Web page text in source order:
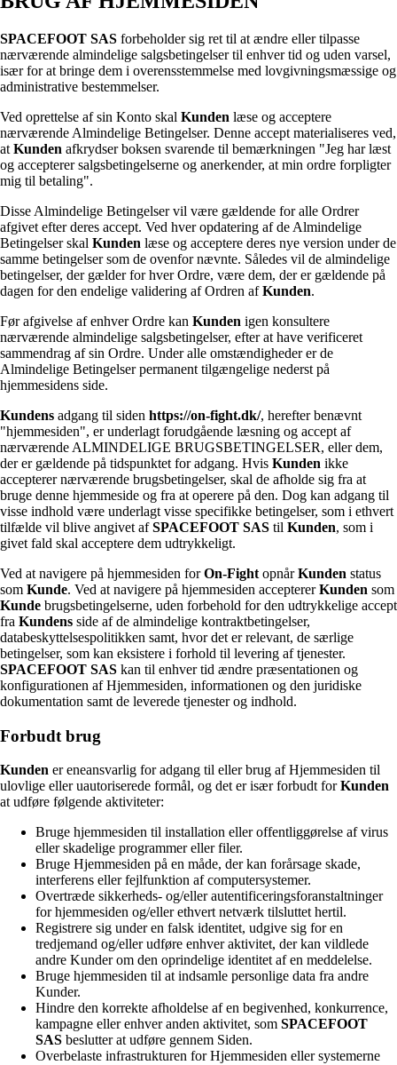
SPACEFOOT SAS forbeholder sig ret til at ændre eller tilpasse
nærværende almindelige salgsbetingelser til enhver tid og uden varsel,
især for at bringe dem i overensstemmelse med lovgivningsmæssige og
administrative bestemmelser.
Ved oprettelse af sin Konto skal Kunden læse og acceptere
nærværende Almindelige Betingelser. Denne accept materialiseres ved,
at Kunden afkrydser boksen svarende til bemærkningen "Jeg har læst
og accepterer salgsbetingelserne og anerkender, at min ordre forpligter
mig til betaling".
Disse Almindelige Betingelser vil være gældende for alle Ordrer
afgivet efter deres accept. Ved hver opdatering af de Almindelige
Betingelser skal Kunden læse og acceptere deres nye version under de
samme betingelser som de ovenfor nævnte. Således vil de almindelige
betingelser, der gælder for hver Ordre, være dem, der er gældende på
dagen for den endelige validering af Ordren afKunden.
Før afgivelse af enhver Ordre kan Kunden igen konsultere
nærværende almindelige salgsbetingelser, efter at have verificeret
sammendrag af sin Ordre. Under alle omstændigheder er de
Almindelige Betingelser permanent tilgængelige nederst på
hjemmesidens side.
Kundens adgang til siden https://on-fight.dk/, herefter benævnt
"hjemmesiden", er underlagt forudgående læsning og accept af
nærværende ALMINDELIGE BRUGSBETINGELSER, eller dem,
der er gældende på tidspunktet for adgang. Hvis Kunden ikke
accepterer nærværende brugsbetingelser, skal de afholde sig fra at
bruge denne hjemmeside og fra at operere på den. Dog kan adgang til
visse indhold være underlagt visse specifikke betingelser, som i ethvert
tilfælde vil blive angivet afSPACEFOOT SAS til Kunden, som i
givet fald skal acceptere dem udtrykkeligt.
Ved at navigere på hjemmesiden forOn-Fight opnårKunden status
som Kunde. Ved at navigere på hjemmesiden acceptererKunden som
Kunde brugsbetingelserne, uden forbehold for den udtrykkelige accept
fra Kundens side af de almindelige kontraktbetingelser,
databeskyttelsespolitikken samt, hvor det er relevant, de særlige
betingelser, som kan eksistere i forhold til levering af tjenester.
SPACEFOOT SAS kan til enhver tid ændre præsentationen og
konfigurationen af Hjemmesiden, informationen og den juridiske
dokumentation samt de leverede tjenester og indhold.
Forbudt brug
Kunden er eneansvarlig for adgang til eller brug af Hjemmesiden til
ulovlige eller uautoriserede formål, og det er især forbudt forKunden
at udføre følgende aktiviteter:
Bruge hjemmesiden til installation eller offentliggørelse af virus
eller skadelige programmer eller filer.
Bruge Hjemmesiden på en måde, der kan forårsage skade,
interferens eller fejlfunktion af computersystemer.
Overtræde sikkerheds- og/eller autentificeringsforanstaltninger
for hjemmesiden og/eller ethvert netværk tilsluttet hertil.
Registrere sig under en falsk identitet, udgive sig for en
tredjemand og/eller udføre enhver aktivitet, der kan vildlede
andre Kunder om den oprindelige identitet af en meddelelse.
Bruge hjemmesiden til at indsamle personlige data fra andre
Kunder.
Hindre den korrekte afholdelse af en begivenhed, konkurrence,
kampagne eller enhver anden aktivitet, som SPACEFOOT
SAS beslutter at udføre gennem Siden.
Overbelaste infrastrukturen for Hjemmesiden eller systemerne